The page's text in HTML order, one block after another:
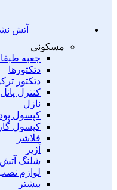
آتش
مسکونی
جعبه
دتکتورها
دتکتور
کنترل پانل
نازل
کپسول
کپسول گاز
فلاشر
آژیر
شلنگ
لوازم
بیشتر